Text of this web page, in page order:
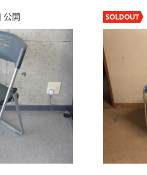
公開